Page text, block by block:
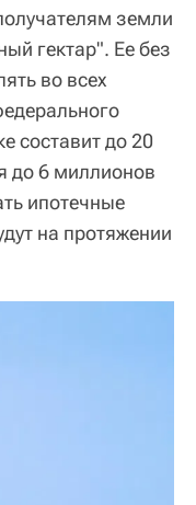
земли
гектар". Ее без
во всех
составит до 20
до 6 миллионов
ипотечные
на протяжении